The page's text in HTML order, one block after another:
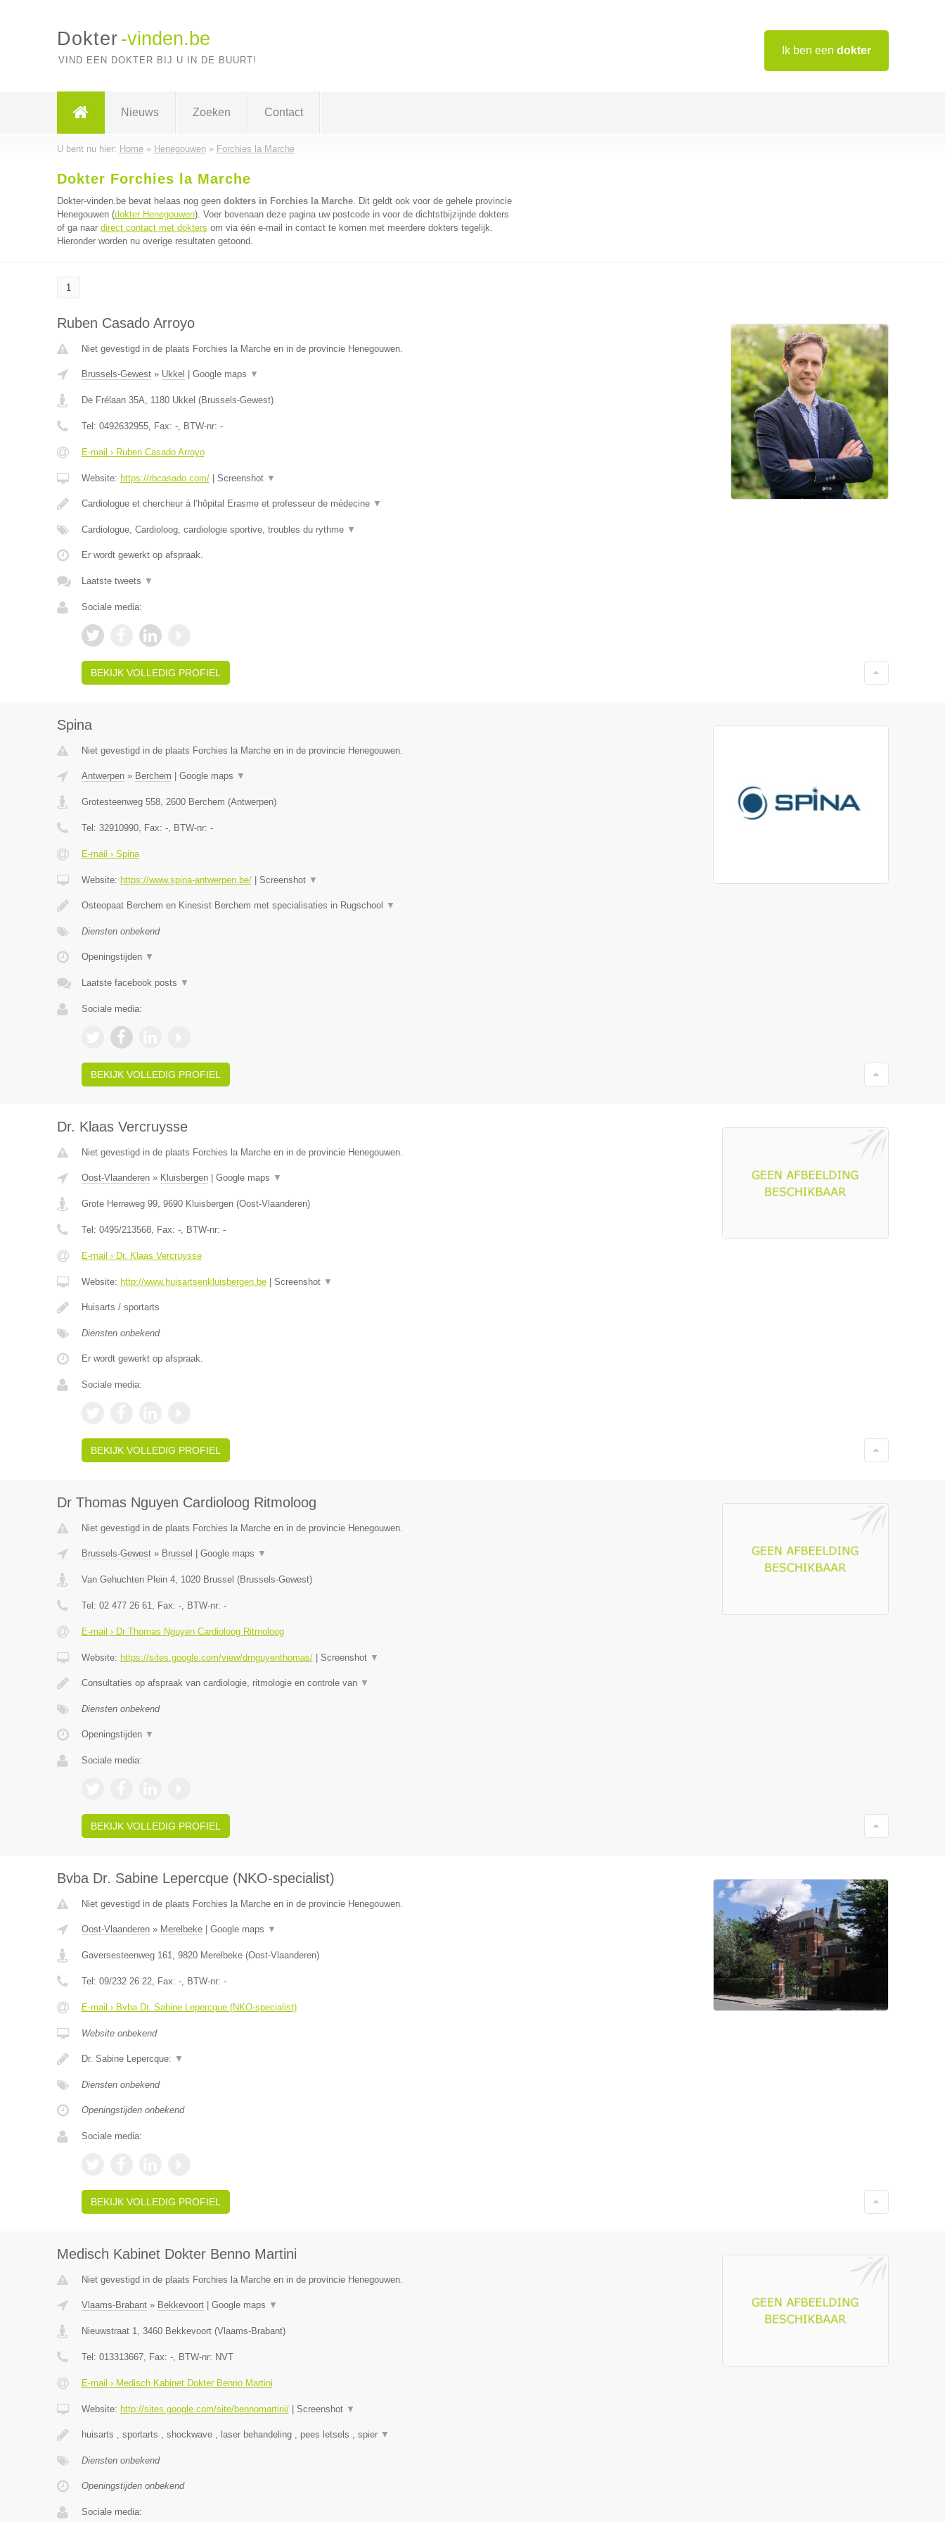
Ik ben een dokter
Dokter -vinden.be
VIND EEN DOKTER BIJ U IN DE BUURT!
Nieuws Zoeken Contact
U bent nu hier: Home» Henegouwen» Forchies la Marche
Dokter Forchies la Marche
Dokter-vinden.be bevat helaas nog geen dokters in Forchies la Marche. Dit geldt ook voor de gehele provincie
Henegouwen (dokter Henegouwen). Voer bovenaan deze pagina uw postcode in voor de dichtstbijzijnde dokters
of ga naar direct contact met dokters om via één e-mail in contact te komen met meerdere dokters tegelijk.
Hieronder worden nu overige resultaten getoond.
1
Ruben Casado Arroyo
Niet gevestigd in de plaats Forchies la Marche en in de provincie Henegouwen.
Brussels-Gewest» Ukkel Google maps ▼
De Frélaan 35A, 1180 Ukkel (Brussels-Gewest)
Tel: 0492632955, Fax: -, BTW-nr: -
E-mail › Ruben Casado Arroyo
Website: https://rbcasado.com/| Screenshot ▼
Cardiologue et chercheur à l’hôpital Erasme et professeur de médecine ▼
Cardiologue, Cardioloog, cardiologie sportive, troubles du rythme ▼
Er wordt gewerkt op afspraak.
Laatste tweets ▼
Sociale media:
BEKIJK VOLLEDIG PROFIEL
Spina
Niet gevestigd in de plaats Forchies la Marche en in de provincie Henegouwen.
Antwerpen» Berchem Google maps ▼
Grotesteenweg 558, 2600 Berchem (Antwerpen)
Tel: 32910990, Fax: -, BTW-nr: -
E-mail › Spina
Website: https://www.spina-antwerpen.be/| Screenshot ▼
Osteopaat Berchem en Kinesist Berchem met specialisaties in Rugschool ▼
Diensten onbekend
Openingstijden ▼
Laatste facebook posts ▼
Sociale media:
BEKIJK VOLLEDIG PROFIEL
Dr. Klaas Vercruysse
Niet gevestigd in de plaats Forchies la Marche en in de provincie Henegouwen.
Oost-Vlaanderen» Kluisbergen| Google maps ▼
Grote Herreweg 99, 9690 Kluisbergen(Oost-Vlaanderen)
Tel: 0495/213568, Fax: -, BTW-nr: -
E-mail › Dr. Klaas Vercruysse
Website: http://www.huisartsenkluisbergen.be| Screenshot ▼
Huisarts / sportarts
Diensten onbekend
Er wordt gewerkt op afspraak.
Sociale media:
BEKIJK VOLLEDIG PROFIEL
Dr Thomas Nguyen Cardioloog Ritmoloog
Niet gevestigd in de plaats Forchies la Marche en in de provincie Henegouwen.
Brussels-Gewest» Brussel Google maps ▼
Van Gehuchten Plein 4, 1020 Brussel (Brussels-Gewest)
Tel: 02 477 26 61, Fax: -, BTW-nr: -
E-mail › Dr Thomas Nguyen Cardioloog Ritmoloog
Website: https://sites.google.com/view/drnguyenthomas/| Screenshot ▼
Consultaties op afspraak van cardiologie, ritmologie en controle van ▼
Diensten onbekend
Openingstijden ▼
Sociale media:
BEKIJK VOLLEDIG PROFIEL
Bvba Dr. Sabine Lepercque (NKO-specialist)
Niet gevestigd in de plaats Forchies la Marche en in de provincie Henegouwen.
Oost-Vlaanderen» Merelbeke| Google maps ▼
Gaversesteenweg 161, 9820 Merelbeke(Oost-Vlaanderen)
Tel: 09/232 26 22, Fax: -, BTW-nr: -
E-mail › Bvba Dr. Sabine Lepercque (NKO-specialist)
Website onbekend
Dr. Sabine Lepercque: ▼
Diensten onbekend
Openingstijden onbekend
Sociale media:
BEKIJK VOLLEDIG PROFIEL
Medisch Kabinet Dokter Benno Martini
Niet gevestigd in de plaats Forchies la Marche en in de provincie Henegouwen.
Vlaams-Brabant» Bekkevoort| Google maps ▼
Nieuwstraat 1, 3460 Bekkevoort(Vlaams-Brabant)
Tel: 013313667, Fax: -, BTW-nr: NVT
E-mail › Medisch Kabinet Dokter Benno Martini
Website: http://sites.google.com/site/bennomartini/| Screenshot ▼
huisarts , sportarts , shockwave , laser behandeling , pees letsels , spier ▼
Diensten onbekend
Openingstijden onbekend
Sociale media: